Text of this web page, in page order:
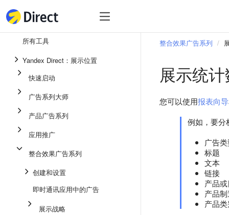
即时通讯应用中的广告
所有工具
Yandex Direct：展示位置
快速启动
广告系列大师
产品广告系列
应用推广
整合效果广告系列
创建和设置
即时通讯应用中的广告
展示战略
整合效果广告系列
展示统
您可以使用报表向导
例如，要分
广告
标题
文本
链接
产品
产品
产品